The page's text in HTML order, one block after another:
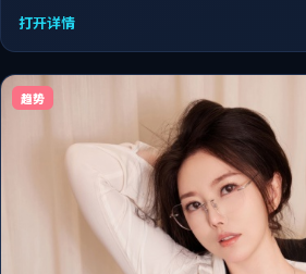
打开详情
趋势